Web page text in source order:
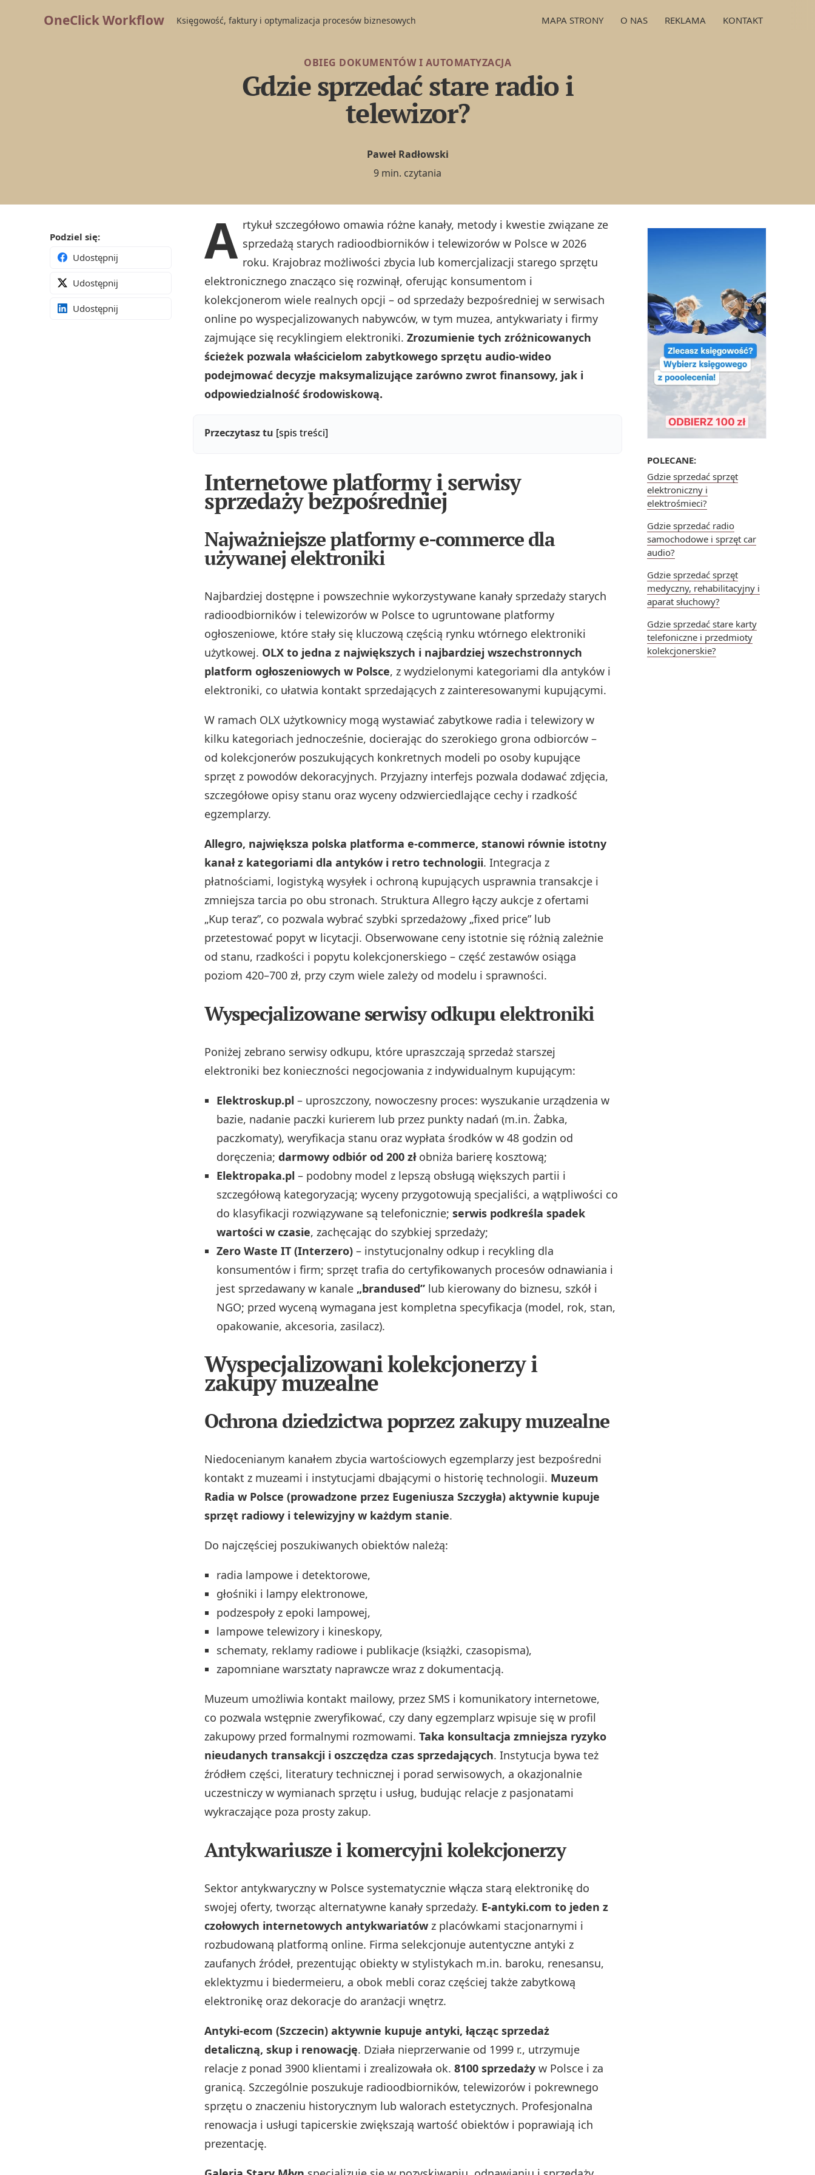
OneClick Workflow Księgowość, faktury i optymalizacja procesów biznesowych MAPA STRONY O NAS REKLAMA KONTAKT
OBIEG DOKUMENTÓW I AUTOMATYZACJA
Gdzie sprzedać stare radio i
telewizor?
Paweł Radłowski
9 min. czytania
POLECANE:
Gdzie sprzedać sprzęt
elektroniczny i
elektrośmieci?
Gdzie sprzedać radio
samochodowe i sprzęt car
audio?
Gdzie sprzedać sprzęt
medyczny, rehabilitacyjny i
aparat słuchowy?
Gdzie sprzedać stare karty
telefoniczne i przedmioty
kolekcjonerskie?
Podziel się:
Udostępnij
Udostępnij
Udostępnij
A rtykuł szczegółowo omawia różne kanały, metody i kwestie związane ze
sprzedażą starych radioodbiorników i telewizorów w Polsce w 2026
roku. Krajobraz możliwości zbycia lub komercjalizacji starego sprzętu
elektronicznego znacząco się rozwinął, oferując konsumentom i
kolekcjonerom wiele realnych opcji – od sprzedaży bezpośredniej w serwisach
online po wyspecjalizowanych nabywców, w tym muzea, antykwariaty i firmy
zajmujące się recyklingiem elektroniki. Zrozumienie tych zróżnicowanych
ścieżek pozwala właścicielom zabytkowego sprzętu audio‑wideo
podejmować decyzje maksymalizujące zarówno zwrot finansowy, jak i
odpowiedzialność środowiskową.
Przeczytasz tu [spis treści]
Internetowe platformy i serwisy
sprzedaży bezpośredniej
Najważniejsze platformy e-commerce dla
używanej elektroniki
Najbardziej dostępne i powszechnie wykorzystywane kanały sprzedaży starych
radioodbiorników i telewizorów w Polsce to ugruntowane platformy
ogłoszeniowe, które stały się kluczową częścią rynku wtórnego elektroniki
użytkowej. OLX to jedna z największych i najbardziej wszechstronnych
platform ogłoszeniowych w Polsce, z wydzielonymi kategoriami dla antyków i
elektroniki, co ułatwia kontakt sprzedających z zainteresowanymi kupującymi.
W ramach OLX użytkownicy mogą wystawiać zabytkowe radia i telewizory w
kilku kategoriach jednocześnie, docierając do szerokiego grona odbiorców –
od kolekcjonerów poszukujących konkretnych modeli po osoby kupujące
sprzęt z powodów dekoracyjnych. Przyjazny interfejs pozwala dodawać zdjęcia,
szczegółowe opisy stanu oraz wyceny odzwierciedlające cechy i rzadkość
egzemplarzy.
Allegro, największa polska platforma e‑commerce, stanowi równie istotny
kanał z kategoriami dla antyków i retro technologii. Integracja z
płatnościami, logistyką wysyłek i ochroną kupujących usprawnia transakcje i
zmniejsza tarcia po obu stronach. Struktura Allegro łączy aukcje z ofertami
„Kup teraz”, co pozwala wybrać szybki sprzedażowy „fixed price” lub
przetestować popyt w licytacji. Obserwowane ceny istotnie się różnią zależnie
od stanu, rzadkości i popytu kolekcjonerskiego – część zestawów osiąga
poziom 420–700 zł, przy czym wiele zależy od modelu i sprawności.
Wyspecjalizowane serwisy odkupu elektroniki
Poniżej zebrano serwisy odkupu, które upraszczają sprzedaż starszej
elektroniki bez konieczności negocjowania z indywidualnym kupującym:
Elektroskup.pl – uproszczony, nowoczesny proces: wyszukanie urządzenia w
bazie, nadanie paczki kurierem lub przez punkty nadań (m.in. Żabka,
paczkomaty), weryfikacja stanu oraz wypłata środków w 48 godzin od
doręczenia; darmowy odbiór od 200 złobniża barierę kosztową;
Elektropaka.pl – podobny model z lepszą obsługą większych partii i
szczegółową kategoryzacją; wyceny przygotowują specjaliści, a wątpliwości co
do klasyfikacji rozwiązywane są telefonicznie; serwis podkreśla spadek
wartości w czasie, zachęcając do szybkiej sprzedaży;
Zero Waste IT (Interzero) – instytucjonalny odkup i recykling dla
konsumentów i firm; sprzęt trafia do certyfikowanych procesów odnawiania i
jest sprzedawany w kanale „brandused” lub kierowany do biznesu, szkół i
NGO; przed wyceną wymagana jest kompletna specyfikacja (model, rok, stan,
opakowanie, akcesoria, zasilacz).
Wyspecjalizowani kolekcjonerzy i
zakupy muzealne
Ochrona dziedzictwa poprzez zakupy muzealne
Niedocenianym kanałem zbycia wartościowych egzemplarzy jest bezpośredni
kontakt z muzeami i instytucjami dbającymi o historię technologii. Muzeum
Radia w Polsce (prowadzone przez Eugeniusza Szczygła) aktywnie kupuje
sprzęt radiowy i telewizyjny w każdym stanie.
Do najczęściej poszukiwanych obiektów należą:
radia lampowe i detektorowe,
głośniki i lampy elektronowe,
podzespoły z epoki lampowej,
lampowe telewizory i kineskopy,
schematy, reklamy radiowe i publikacje (książki, czasopisma),
zapomniane warsztaty naprawcze wraz z dokumentacją.
Muzeum umożliwia kontakt mailowy, przez SMS i komunikatory internetowe,
co pozwala wstępnie zweryfikować, czy dany egzemplarz wpisuje się w profil
zakupowy przed formalnymi rozmowami. Taka konsultacja zmniejsza ryzyko
nieudanych transakcji i oszczędza czas sprzedających. Instytucja bywa też
źródłem części, literatury technicznej i porad serwisowych, a okazjonalnie
uczestniczy w wymianach sprzętu i usług, budując relacje z pasjonatami
wykraczające poza prosty zakup.
Antykwariusze i komercyjni kolekcjonerzy
Sektor antykwaryczny w Polsce systematycznie włącza starą elektronikę do
swojej oferty, tworząc alternatywne kanały sprzedaży. E‑antyki.com to jeden z
czołowych internetowych antykwariatów z placówkami stacjonarnymi i
rozbudowaną platformą online. Firma selekcjonuje autentyczne antyki z
zaufanych źródeł, prezentując obiekty w stylistykach m.in. baroku, renesansu,
eklektyzmu i biedermeieru, a obok mebli coraz częściej także zabytkową
elektronikę oraz dekoracje do aranżacji wnętrz.
Antyki‑ecom (Szczecin) aktywnie kupuje antyki, łącząc sprzedaż
detaliczną, skup i renowację. Działa nieprzerwanie od 1999 r., utrzymuje
relacje z ponad 3900 klientami i zrealizowała ok. 8100 sprzedaży w Polsce i za
granicą. Szczególnie poszukuje radioodbiorników, telewizorów i pokrewnego
sprzętu o znaczeniu historycznym lub walorach estetycznych. Profesjonalna
renowacja i usługi tapicerskie zwiększają wartość obiektów i poprawiają ich
prezentację.